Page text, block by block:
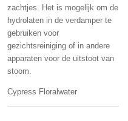
zachtjes. Het is mogelijk om de
hydrolaten in de verdamper te
gebruiken voor
gezichtsreiniging of in andere
apparaten voor de uitstoot van
stoom.
Cypress Floralwater